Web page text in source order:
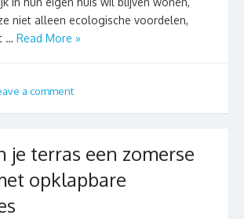
niet alleen ecologische voordelen,
… Read More »
a comment
je terras een zomerse
opklapbare